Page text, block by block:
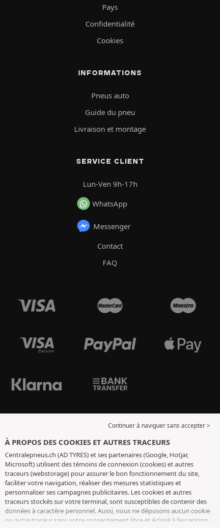
Pays
Confidentialité
Cookies
INFORMATIONS
Pneus auto
Guide du pneu
Livraison et montage
SERVICE CLIENT
Lun-Ven 9h-17h
WhatsApp
Messenger
Contact
FAQ
Continuer à naviguer sans accepter >
À PROPOS DES COOKIES ET AUTRES TRACEURS
Centralepneus.ch (AD TYRES) et ses partenaires (Google, Hotjar,
Microsoft) utilisent des témoins de connexion (cookies) et autres
traceurs (webstorage) pour assurer le bon fonctionnement du site,
faciliter votre navigation, réaliser des mesures statistiques et
personnaliser ses campagnes publicitaires. Les cookies et autres
traceurs stockés sur votre terminal, sont susceptibles de contenir des
données à caractère personnel. Aussi, nous ne déposons aucun cookie
ou autre traceur sans votre consentement libre et éclairé à l’exception